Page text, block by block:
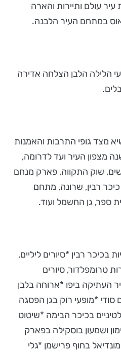
עולם ותיירות והארה
במתחם העיר הלבנה.
הלילה הלבן הצלחה אדירה
מצד גופי התרבות והאמנות
מצפון העיר ועד לדרומה,
שוק התקווה, פארק מנחם
רבין, שרונה, מתחם
ספר, גן החשמל ועוד.
בכיכר רבין *סיורים ליליים,
טרומפלדור, סיורים
העתיקה ביפו *ארוחה בלבן
סודי *מופעי רוק בגן הפסגה
בכיכר הבימה *שיטוט
ושמעון בוסקילה בפארק
בחוף פרישמן *גלי